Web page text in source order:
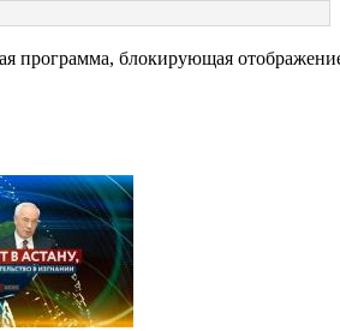
звезд в вузы
Москвы
в командовании
ВМФ России за
полетят
программа, блокирующая